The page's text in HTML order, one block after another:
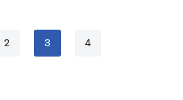
2 3 4